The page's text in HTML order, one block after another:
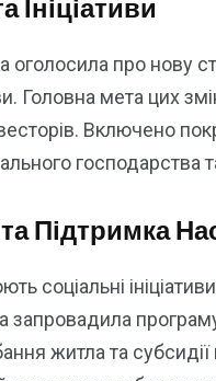
Ініціативи
про нову
Головна мета цих
Включено
господарства
Підтримка
соціальні
запровадила
житла та